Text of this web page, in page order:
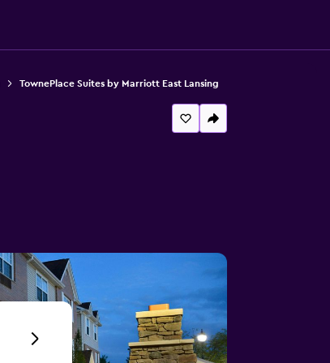
TownePlace Suites by Marriott East Lansing